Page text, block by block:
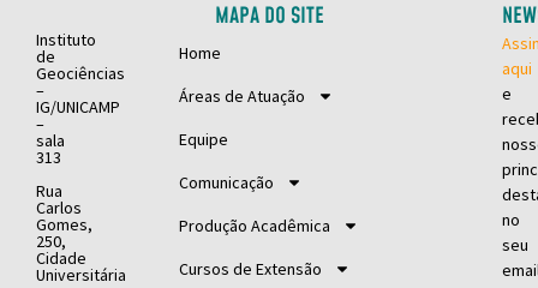
Instituto
de
Geociências
–
IG/UNICAMP
–
sala
313
Rua
Carlos
Gomes,
250,
Cidade
Universitária
MAPA DO SITE
Home
Áreas de Atuação
Equipe
Comunicação
Produção Acadêmica
Cursos de Extensão
aqui
e
no
seu